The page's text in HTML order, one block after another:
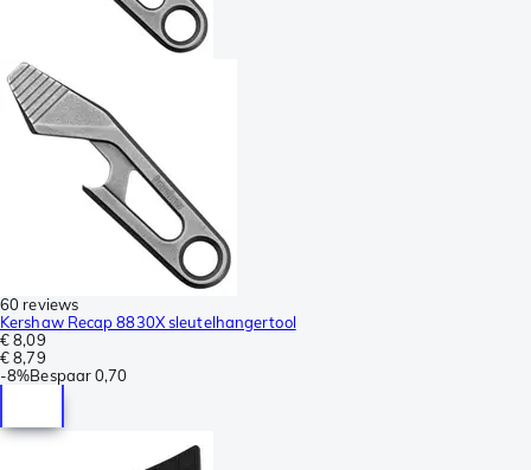
60 reviews
Kershaw Recap 8830X sleutelhangertool
€ 8,09
€ 8,79
-8%Bespaar0,70